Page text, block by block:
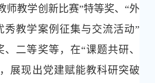
师教学创新比赛”特等奖、“外
秀教学案例征集与交流活动”
、二等奖等，在“课题共研、
展现出党建赋能教科研突破